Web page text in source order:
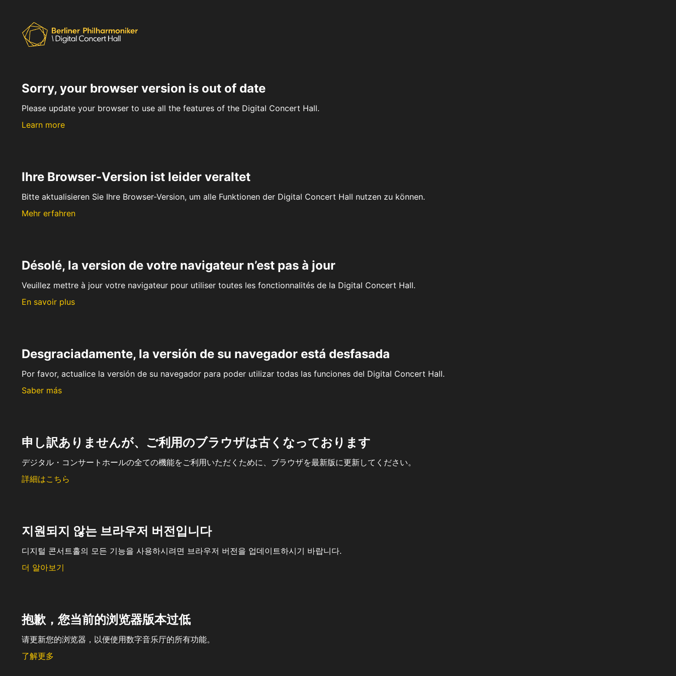
Sorry, your browser version is out of date
Please update your browser to use all the features of the Digital Concert Hall.
Learn more
Ihre Browser-Version ist leider veraltet
Bitte aktualisieren Sie Ihre Browser-Version, um alle Funktionen der Digital Concert Hall nutzen zu können.
Mehr erfahren
Désolé, la version de votre navigateur n’est pas à jour
Veuillez mettre à jour votre navigateur pour utiliser toutes les fonctionnalités de la Digital Concert Hall.
En savoir plus
Desgraciadamente, la versión de su navegador está desfasada
Por favor, actualice la versión de su navegador para poder utilizar todas las funciones del Digital Concert Hall.
Saber más
申し訳ありませんが、ご利用のブラウザは古くなっております
デジタル・コンサートホールの全ての機能をご利用いただくために、ブラウザを最新版に更新してください。
詳細はこちら
지원되지 않는 브라우저 버전입니다
디지털 콘서트홀의 모든 기능을 사용하시려면 브라우저 버전을 업데이트하시기 바랍니다.
더 알아보기
抱歉，您当前的浏览器版本过低
请更新您的浏览器，以便使用数字音乐厅的所有功能。
了解更多